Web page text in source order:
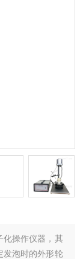
化操作仪器，其
发泡时的外形轮